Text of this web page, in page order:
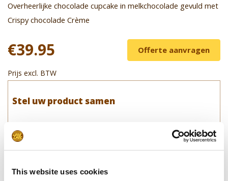
This website uses cookies
Overheerlijke chocolade cupcake in melkchocolade gevuld met
Crispy chocolade Crème
€39.95 Offerte aanvragen
Prijs excl. BTW
Stel uw product samen
Opmerkingen